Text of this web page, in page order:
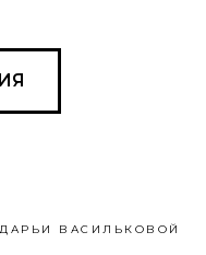
ВАСИЛЬКОВОЙ